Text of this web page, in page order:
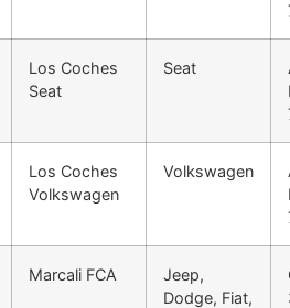
Los Coches
Seat
Seat
Los Coches
Volkswagen
Volkswagen
Marcali FCA
Jeep,
Dodge, Fiat,